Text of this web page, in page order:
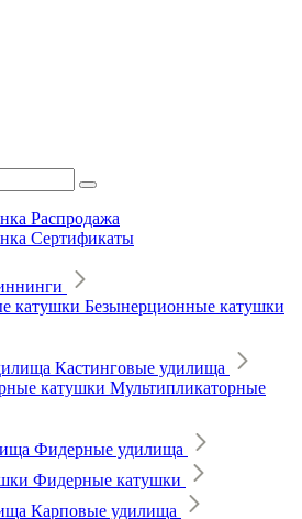
Распродажа
Сертификаты
Безынерционные катушки
Кастинговые удилища
Мультипликаторные
Фидерные удилища
Фидерные катушки
Карповые удилища